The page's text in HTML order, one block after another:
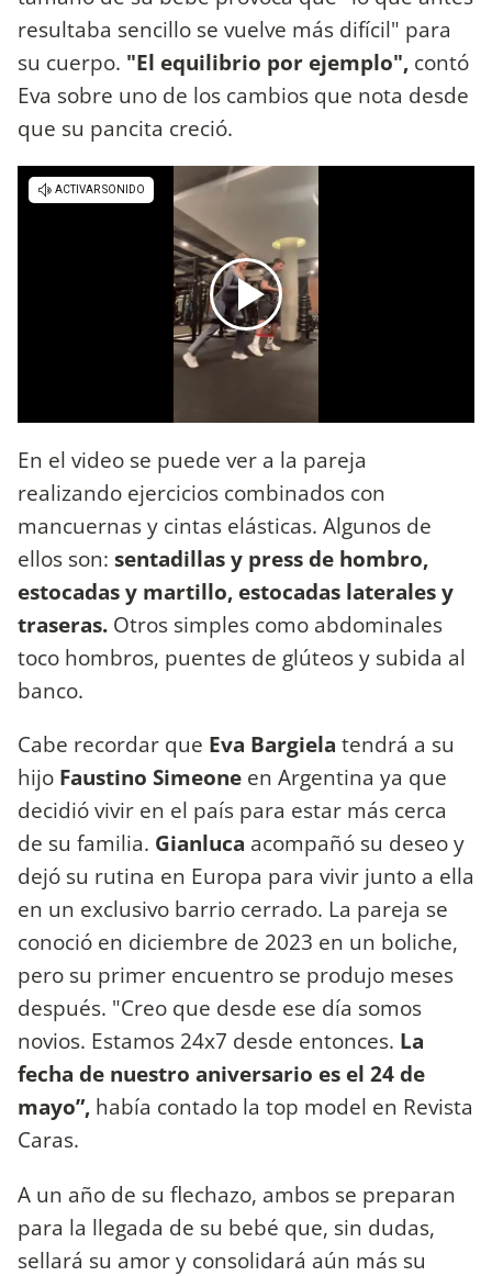
resultaba sencillo se vuelve más difícil" para
su cuerpo. "El equilibrio por ejemplo", contó
Eva sobre uno de los cambios que nota desde
que su pancita creció.
En el video se puede ver a la pareja
realizando ejercicios combinados con
mancuernas y cintas elásticas. Algunos de
ellos son: sentadillas y press de hombro,
estocadas y martillo, estocadas laterales y
traseras. Otros simples como abdominales
toco hombros, puentes de glúteos y subida al
banco.
Cabe recordar que Eva Bargiela tendrá a su
hijo Faustino Simeone en Argentina ya que
decidió vivir en el país para estar más cerca
de su familia. Gianluca acompañó su deseo y
dejó su rutina en Europa para vivir junto a ella
en un exclusivo barrio cerrado. La pareja se
conoció en diciembre de 2023 en un boliche,
pero su primer encuentro se produjo meses
después. "Creo que desde ese día somos
novios. Estamos 24x7 desde entonces. La
fecha de nuestro aniversario es el 24 de
mayo”, había contado la top model en Revista
Caras.
A un año de su flechazo, ambos se preparan
para la llegada de su bebé que, sin dudas,
sellará su amor y consolidará aún más su